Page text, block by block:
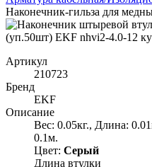
Наконечник-гильза для
Артикул
210723
Бренд
EKF
Описание
Вес: 0.05кг., Длина:
0.1м.
Цвет: Серый
Длина втулки